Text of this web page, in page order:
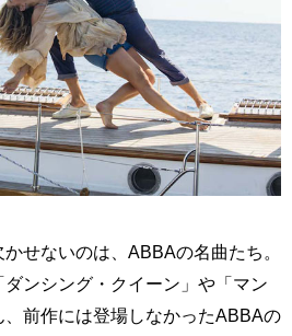
せないのは、ABBAの名曲たち。
ンシング・クイーン」や「マン
前作には登場しなかったABBAの